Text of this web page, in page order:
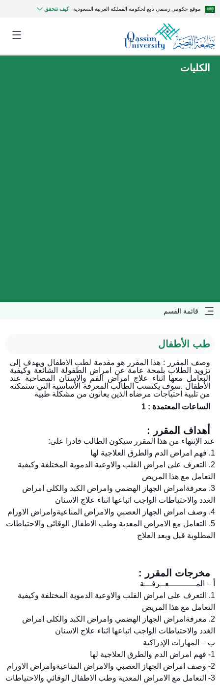
موقع حكومي رسمي تابع لحكومة المملكة العربية السعودية كيف تتحقق
الكليات
قائمة القسم
طب الأطفال
وصف المقرر : هذا المقرر هو مقدمة لطب الاطفال ويهدف إلى
تزويد الطلاب بلمحة عامة عن امراض الطفولة الشائعة وكيفية
التعامل معها اثناء علاج امراض الفم والاسنان المصاحبة عند
الأطفال .سوف يكتسب الطالب المعرفة الأساسية التي ستمكنه
من تلبية احتياجات مرضاه الذين يعانون من مشكلة طبية
الساعات المعتمدة : 1
أهداف المقرر :
عند الإنتهاء من هذا المقرر سيكون الطالب قادرا على:
1. فهم امراض الدم والطرق العلاجية لها
2. التعرف على امراض القلب والاوعية الدموية المختلفة وكيفية
التعامل مع هذا المريض
3. معرفةامراض الجهاز الهضمي وامراض الكبد والكلى امراض
الغدد والاحتياطات الواجب اتباعها اثناء علاج الاسنان
4. وصف امراض الجهاز العصبي والامراض المناعيةوامراض الاورام
5. التعامل مع الامراض المعدية وطب الاطفال الوقائي والاحتياطات
المطلوبة قبل وبعد العلاج
مخرجات المقرر :
أ – المـــــــــــعــرفـــة
1. التعرف على امراض القلب والاوعية الدموية المختلفة وكيفية
التعامل مع هذا المريض
2. معرفةامراض الجهاز الهضمي وامراض الكبد والكلى امراض
الغدد والاحتياطات الواجب اتباعها اثناء علاج الاسنان
ب – المهارات الإدراكية
1- فهم امراض الدم والطرق العلاجية لها
2- وصف امراض الجهاز العصبي والامراض المناعيةوامراض الاورام
3- التعامل مع الامراض المعدية وطب الاطفال الوقائي والاحتياطات